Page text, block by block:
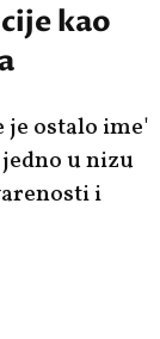
kao
je ostalo ime'
u nizu
i